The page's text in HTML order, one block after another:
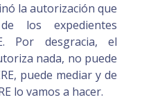
la autorización que
los expedientes
Por desgracia, el
nada, no puede
puede mediar y de
lo vamos a hacer.